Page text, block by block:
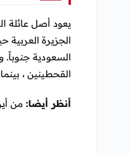
يعود أصل عائلة
الجزيرة
السعودية جنوباً.
القحطينين ،
أنظر أيضا: من